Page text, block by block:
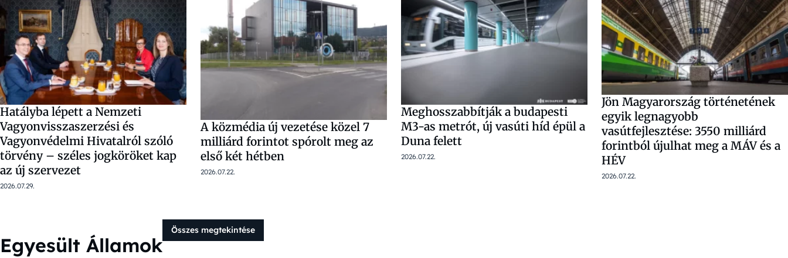
Hatályba lépett a Nemzeti
Vagyonvisszaszerzési és
Vagyonvédelmi Hivatalról szóló
törvény – széles jogköröket kap
az új szervezet
2026.07.29.
A közmédia új vezetése közel 7
milliárd forintot spórolt meg az
első két hétben
2026.07.22.
Meghosszabbítják a budapesti
M3-as metrót, új vasúti híd épül a
Duna felett
2026.07.22.
Jön Magyarország történetének
egyik legnagyobb
vasútfejlesztése: 3550 milliárd
forintból újulhat meg a MÁV és a
HÉV
2026.07.22.
Egyesült Államok
Összes megtekintése